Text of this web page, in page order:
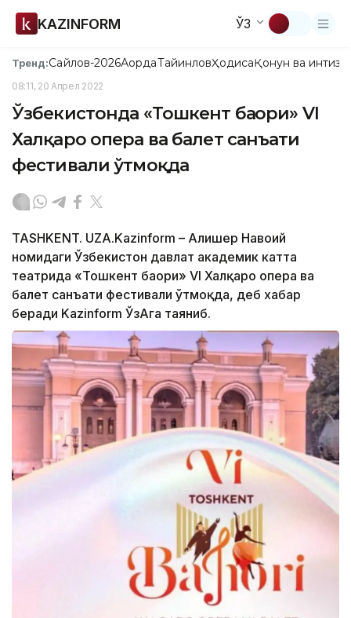
KAZINFORM ЎЗ
Тренд:Сайлов-2026АқордаТайинловҲодисаҚонун ва
08:11, 20 Апрел 2022
Ўзбекистонда «Тошкент баҳори» VI
Халқаро опера ва балет санъати
фестивали ўтмоқда
TASHKENT. UZA.Kazinform – Алишер Навоий
номидаги Ўзбекистон давлат академик катта
театрида «Тошкент баҳори» VI Халқаро опера ва
балет санъати фестивали ўтмоқда, деб хабар
беради Kazinform ЎзАга таяниб.